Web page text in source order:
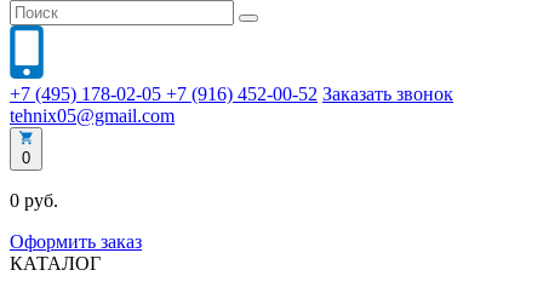
+7 (495) 178-02-05 +7 (916) 452-00-52 Заказать звонок
tehnix05@gmail.com
0
0 руб.
Оформить заказ
КАТАЛОГ